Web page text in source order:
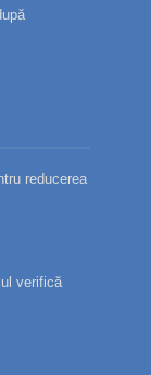
reducerea
verifică